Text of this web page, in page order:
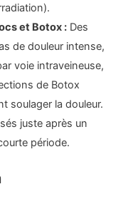
et Botox : Des
de douleur intense,
voie intraveineuse,
de Botox
soulager la douleur.
juste après un
période.